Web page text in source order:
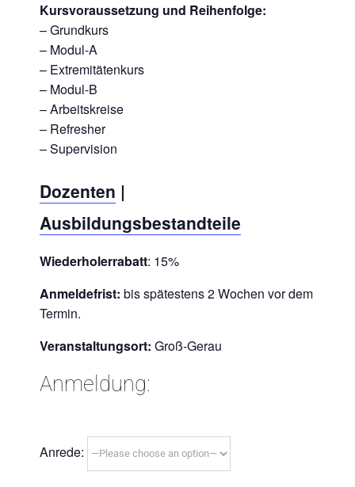
Kursvoraussetzung und Reihenfolge:
– Grundkurs
– Modul-A
– Extremitätenkurs
– Modul-B
– Arbeitskreise
– Refresher
– Supervision
Dozenten |
Ausbildungsbestandteile
Wiederholerrabatt: 15%
Anmeldefrist: bis spätestens 2 Wochen vor dem
Termin.
Veranstaltungsort: Groß-Gerau
Anmeldung:
Anrede: